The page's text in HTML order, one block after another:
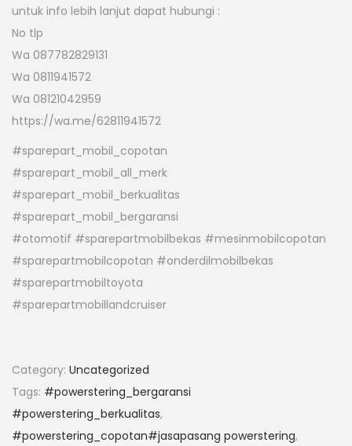
untuk info lebih lanjut dapat hubungi :
No tlp
Wa 087782829131
Wa 0811941572
Wa 08121042959
https://wa.me/62811941572
#sparepart_mobil_copotan
#sparepart_mobil_all_merk
#sparepart_mobil_berkualitas
#sparepart_mobil_bergaransi
#otomotif #sparepartmobilbekas #mesinmobilcopotan
#sparepartmobilcopotan #onderdilmobilbekas
#sparepartmobiltoyota
#sparepartmobillandcruiser
Category: Uncategorized
Tags: #powerstering_bergaransi
#powerstering_berkualitas,
#powerstering_copotan#jasapasang powerstering,